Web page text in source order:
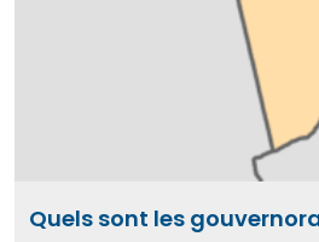
Quels sont les